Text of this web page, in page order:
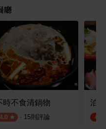
廳
時不食清鍋物
4.0 · 15則評論
泊
4.5